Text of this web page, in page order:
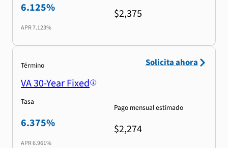
6.125%
APR7.123%
$2,375
Término
VA 30-Year Fixed
Tasa
6.375%
APR6.961%
Pago mensual estimado
$2,274
Solicita ahora